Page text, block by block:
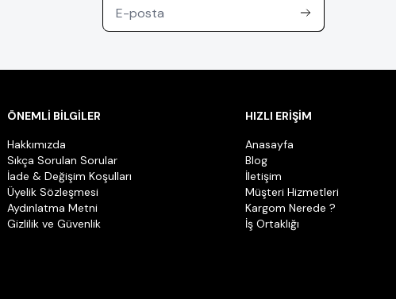
ÖNEMLİ BİLGİLER
Hakkımızda
Sıkça Sorulan Sorular
İade & Değişim Koşulları
Üyelik Sözleşmesi
Aydınlatma Metni
Gizlilik ve Güvenlik
HIZLI ERİŞİM
Anasayfa
Blog
İletişim
Müşteri Hizmetleri
Kargom Nerede ?
İş Ortaklığı